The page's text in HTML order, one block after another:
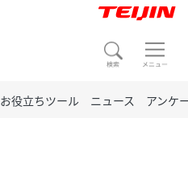
お役立ちツール ニュース アンケ